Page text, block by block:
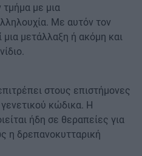
τμήμα με μια
Με αυτόν τον
μετάλλαξη ή ακόμη και
στους επιστήμονες
κώδικα. Η
ήδη σε θεραπείες για
η δρεπανοκυτταρική